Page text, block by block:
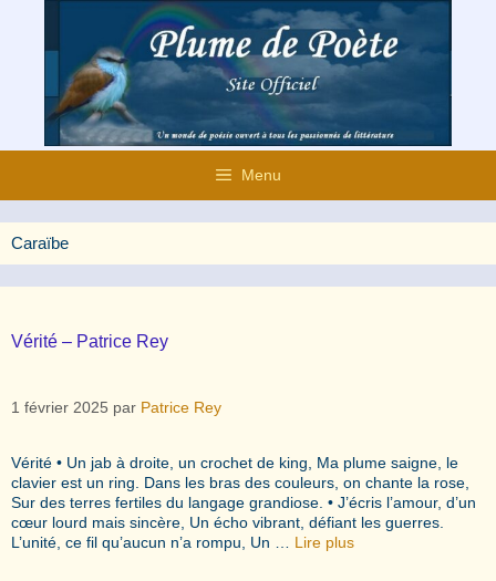
contenu
Menu
Caraïbe
Vérité – Patrice Rey
1 février 2025 par Patrice Rey
Vérité • Un jab à droite, un crochet de king, Ma plume saigne, le
clavier est un ring. Dans les bras des couleurs, on chante la rose,
Sur des terres fertiles du langage grandiose. • J’écris l’amour, d’un
cœur lourd mais sincère, Un écho vibrant, défiant les guerres.
L’unité, ce fil qu’aucun n’a rompu, Un … Lire plus